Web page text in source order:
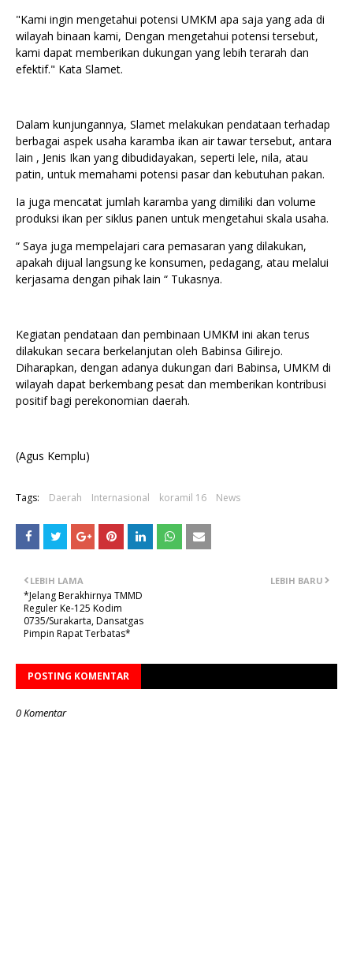
"Kami ingin mengetahui potensi UMKM apa saja yang ada di
wilayah binaan kami, Dengan mengetahui potensi tersebut,
kami dapat memberikan dukungan yang lebih terarah dan
efektif." Kata Slamet.
Dalam kunjungannya, Slamet melakukan pendataan terhadap
berbagai aspek usaha karamba ikan air tawar tersebut, antara
lain , Jenis Ikan yang dibudidayakan, seperti lele, nila, atau
patin, untuk memahami potensi pasar dan kebutuhan pakan.
Ia juga mencatat jumlah karamba yang dimiliki dan volume
produksi ikan per siklus panen untuk mengetahui skala usaha.
“ Saya juga mempelajari cara pemasaran yang dilakukan,
apakah dijual langsung ke konsumen, pedagang, atau melalui
kerjasama dengan pihak lain “ Tukasnya.
Kegiatan pendataan dan pembinaan UMKM ini akan terus
dilakukan secara berkelanjutan oleh Babinsa Gilirejo.
Diharapkan, dengan adanya dukungan dari Babinsa, UMKM di
wilayah dapat berkembang pesat dan memberikan kontribusi
positif bagi perekonomian daerah.
(Agus Kemplu)
Tags: Daerah Internasional koramil 16 News
LEBIH BARU
LEBIH LAMA
*Jelang Berakhirnya TMMD
Reguler Ke-125 Kodim
0735/Surakarta, Dansatgas
Pimpin Rapat Terbatas*
POSTING KOMENTAR
0 Komentar